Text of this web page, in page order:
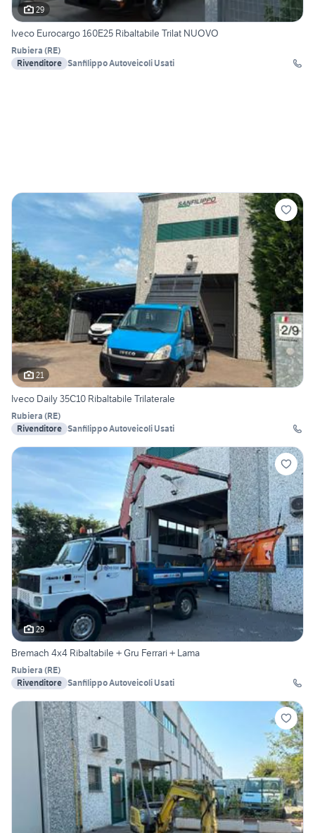
29
Iveco Eurocargo 160E25 Ribaltabile Trilat NUOVO
Rubiera (RE)
Rivenditore Sanfilippo Autoveicoli Usati
21
Iveco Daily 35C10 Ribaltabile Trilaterale
Rubiera (RE)
Rivenditore Sanfilippo Autoveicoli Usati
29
Bremach 4x4 Ribaltabile + Gru Ferrari + Lama
Rubiera (RE)
Rivenditore Sanfilippo Autoveicoli Usati